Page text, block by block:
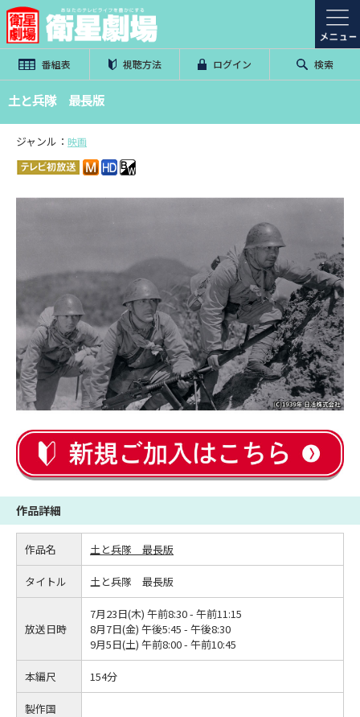
番組表 視聴方法 ログイン 検索
土と兵隊 最長版
ジャンル： 映画
作品詳細
作品名 土と兵隊 最長版
タイトル 土と兵隊 最長版
放送日時
7月23日(木) 午前8:30 - 午前11:15
8月7日(金) 午後5:45 - 午後8:30
9月5日(土) 午前8:00 - 午前10:45
本編尺 154分
製作国